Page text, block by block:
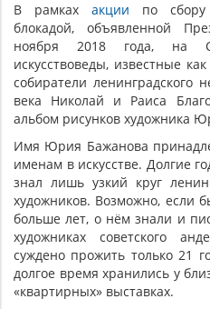
В рамках акции по сбору
блокадой, объявленной
ноября 2018 года, на
искусствоведы, известные
собиратели ленинградского
века Николай и Раиса
альбом рисунков художника
Имя Юрия Бажанова
именам в искусстве. Долгие
знал лишь узкий круг
художников. Возможно, если
больше лет, о нём знали и
художниках советского
суждено прожить только 21
долгое время хранились у
«квартирных» выставках.